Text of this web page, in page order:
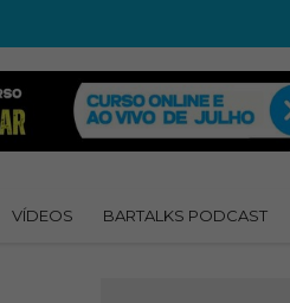
VÍDEOS BARTALKS PODCAST